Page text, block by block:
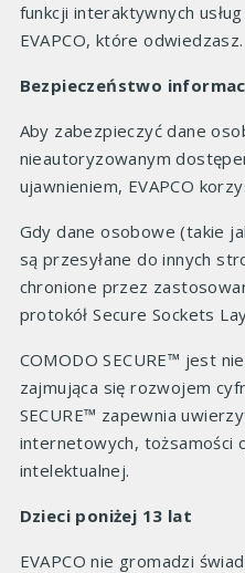
funkcji interaktywnych
EVAPCO, które odwiedzasz.
Bezpieczeństwo
Aby zabezpieczyć dane
nieautoryzowanym
ujawnieniem, EVAPCO
Gdy dane osobowe (takie
są przesyłane do innych
chronione przez
protokół Secure Sockets
COMODO SECURE™ jest
zajmująca się rozwojem
SECURE™ zapewnia
internetowych, tożsamości
intelektualnej.
Dzieci poniżej 13 lat
EVAPCO nie gromadzi